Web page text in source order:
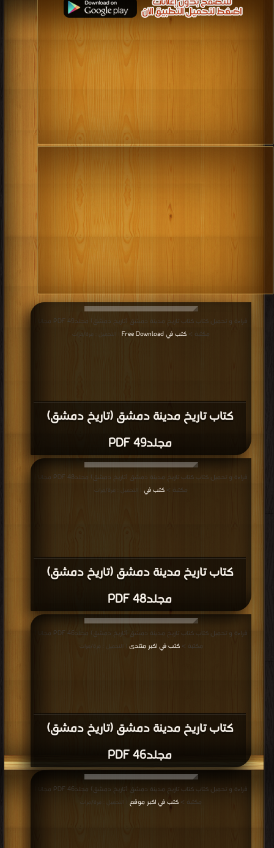
كتاب تاريخ مدينة دمشق (تاريخ دمشق)
مجلد49 PDF
قراءة و تحميل كتاب كتاب تاريخ مدينة دمشق (تاريخ دمشق) مجلد49 PDF مجانا |
مكتبة > كتب في Free Download | التحميل : مرة/مرات
كتاب تاريخ مدينة دمشق (تاريخ دمشق)
مجلد48 PDF
قراءة و تحميل كتاب كتاب تاريخ مدينة دمشق (تاريخ دمشق) مجلد48 PDF مجانا |
مكتبة > كتب في | التحميل : مرة/مرات
كتاب تاريخ مدينة دمشق (تاريخ دمشق)
مجلد46 PDF
قراءة و تحميل كتاب كتاب تاريخ مدينة دمشق (تاريخ دمشق) مجلد46 PDF مجانا |
مكتبة >كتب في اكبر منتدى | التحميل : مرة/مرات
قراءة و تحميل كتاب كتاب تاريخ مدينة دمشق (تاريخ دمشق) مجلد46 PDF مجانا |
مكتبة > كتب في اكبر موقع | التحميل : مرة/مرات